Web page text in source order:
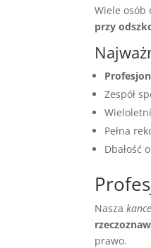
Wiele osób
przy
Zespół
Pełna
Dbałość
Nasza
prawo.